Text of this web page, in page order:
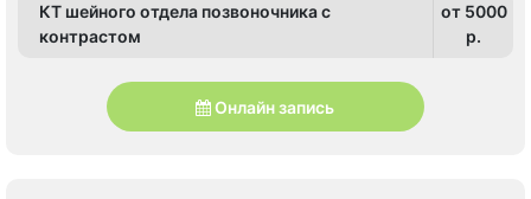
КТ шейного отдела позвоночника с
контрастом
от 5000
p.
Онлайн запись